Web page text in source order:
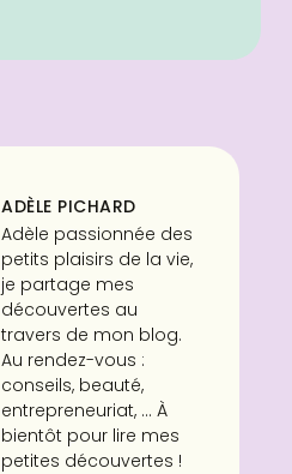
ADÈLE PICHARD
Adèle passionnée des
petits plaisirs de la vie,
je partage mes
découvertes au
travers de mon blog.
Au rendez-vous :
conseils, beauté,
entrepreneuriat, ... À
bientôt pour lire mes
petites découvertes !